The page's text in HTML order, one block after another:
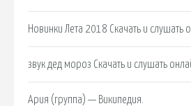
Новинки Лета 2018 Скачать и слушать
звук дед мороз Скачать и слушать
Ария (группа) — Википедия.